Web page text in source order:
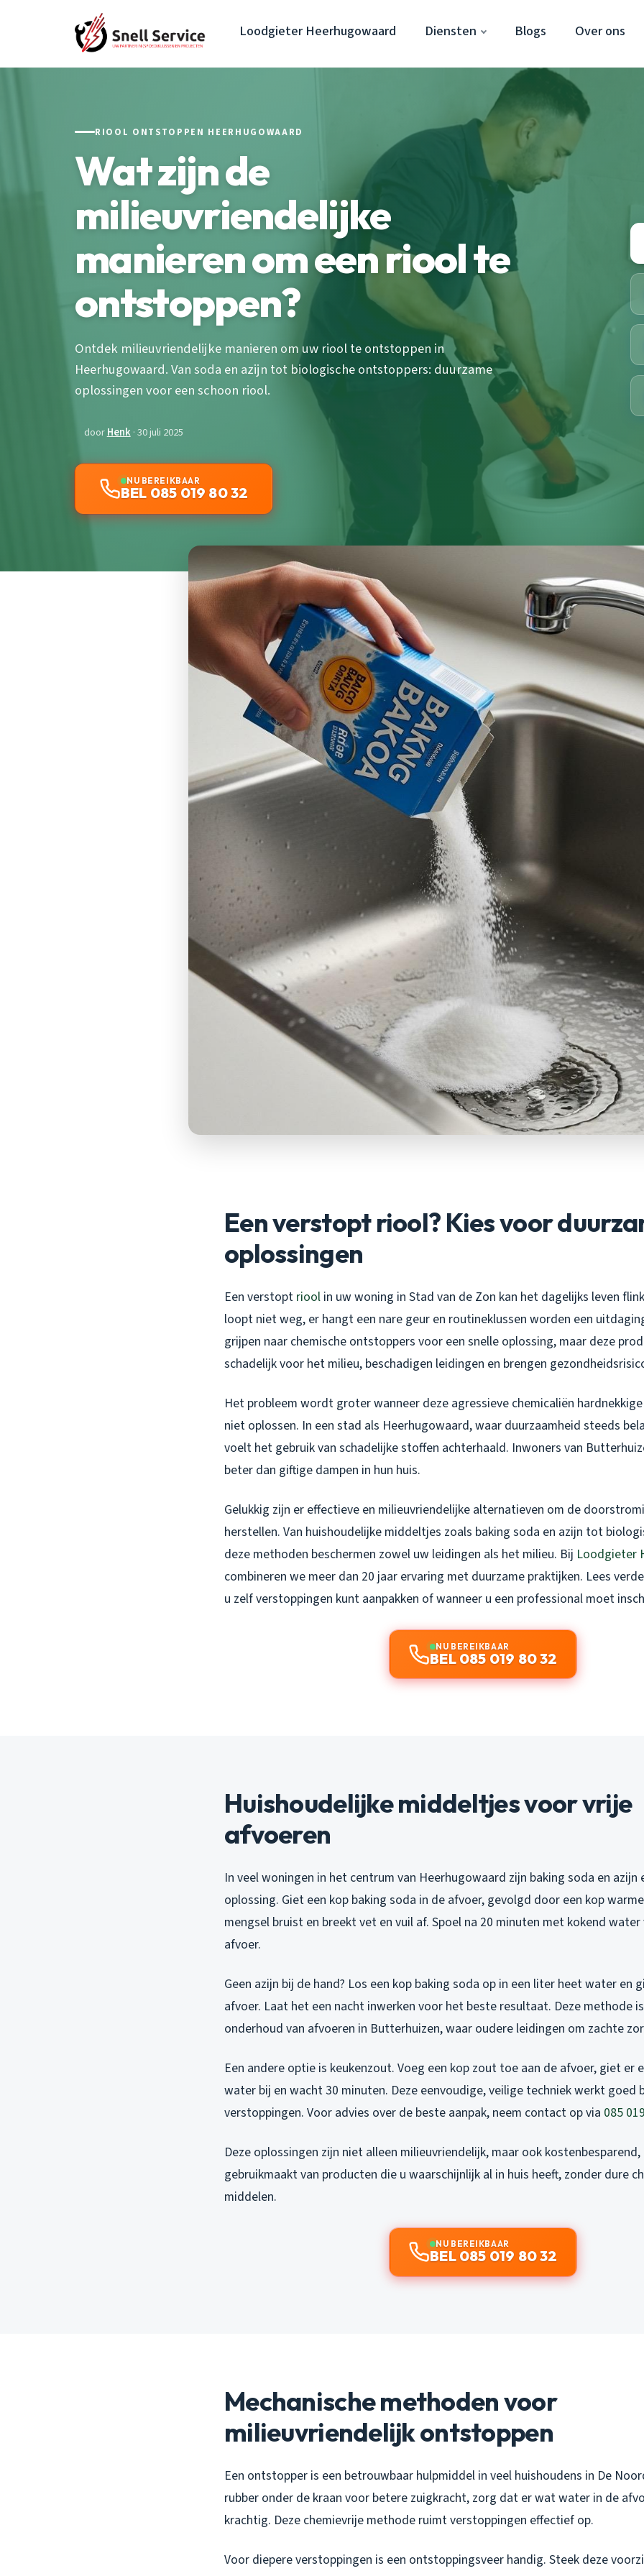
Loodgieter Heerhugowaard Diensten Blogs Over ons
RIOOL ONTSTOPPEN HEERHUGOWAARD
Wat zijn de
milieuvriendelijke
manieren om een riool te
ontstoppen?
Ontdek milieuvriendelijke manieren om uw riool te ontstoppen in
Heerhugowaard. Van soda en azijn tot biologische ontstoppers: duurzame
oplossingen voor een schoon riool.
doorHenk· 30 juli 2025
NU BEREIKBAAR
BEL 085 019 80 32
Een verstopt riool? Kies voor
oplossingen
Een verstopt riool in uw woning in Stad van de Zon kan het dagelijks leven
loopt niet weg, er hangt een nare geur en routineklussen worden een
grijpen naar chemische ontstoppers voor een snelle oplossing, maar deze
schadelijk voor het milieu, beschadigen leidingen en brengen
Het probleem wordt groter wanneer deze agressieve chemicaliën
niet oplossen. In een stad als Heerhugowaard, waar duurzaamheid steeds
voelt het gebruik van schadelijke stoffen achterhaald. Inwoners van
beter dan giftige dampen in hun huis.
Gelukkig zijn er effectieve en milieuvriendelijke alternatieven om de
herstellen. Van huishoudelijke middeltjes zoals baking soda en azijn tot
deze methoden beschermen zowel uw leidingen als het milieu. Bij Loodgieter
combineren we meer dan 20 jaar ervaring met duurzame praktijken. Lees
u zelf verstoppingen kunt aanpakken of wanneer u een professional moet
NU BEREIKBAAR
BEL 085 019 80 32
Huishoudelijke middeltjes voor vrije
afvoeren
In veel woningen in het centrum van Heerhugowaard zijn baking soda en azijn
oplossing. Giet een kop baking soda in de afvoer, gevolgd door een kop
mengsel bruist en breekt vet en vuil af. Spoel na 20 minuten met kokend
afvoer.
Geen azijn bij de hand? Los een kop baking soda op in een liter heet water en
afvoer. Laat het een nacht inwerken voor het beste resultaat. Deze methode
onderhoud van afvoeren in Butterhuizen, waar oudere leidingen om zachte
Een andere optie is keukenzout. Voeg een kop zout toe aan de afvoer, giet er
water bij en wacht 30 minuten. Deze eenvoudige, veilige techniek werkt goed
verstoppingen. Voor advies over de beste aanpak, neem contact op via 085
Deze oplossingen zijn niet alleen milieuvriendelijk, maar ook
gebruikmaakt van producten die u waarschijnlijk al in huis heeft, zonder dure
middelen.
NU BEREIKBAAR
BEL 085 019 80 32
Mechanische methoden voor
milieuvriendelijk ontstoppen
Een ontstopper is een betrouwbaar hulpmiddel in veel huishoudens in De
rubber onder de kraan voor betere zuigkracht, zorg dat er wat water in de
krachtig. Deze chemievrije methode ruimt verstoppingen effectief op.
Voor diepere verstoppingen is een ontstoppingsveer handig. Steek deze